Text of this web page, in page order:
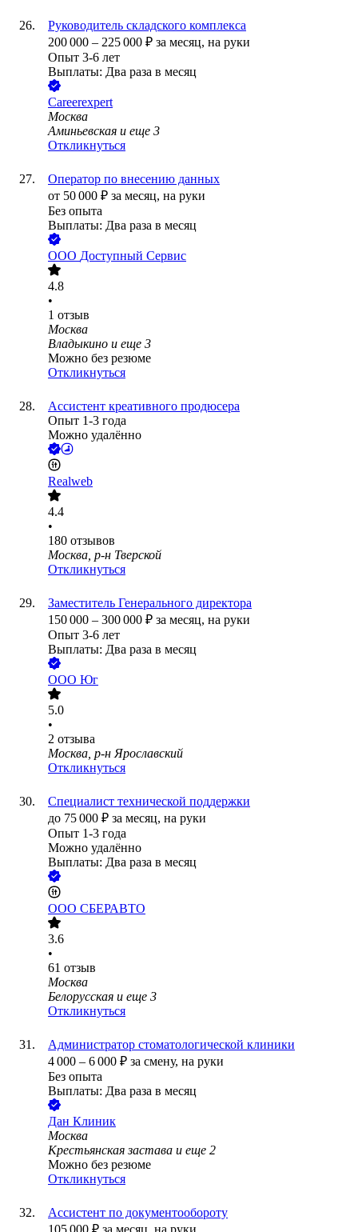
Руководитель складского комплекса
200 000 – 225 000 ₽ за месяц, на руки
Опыт 3-6 лет
Выплаты: Два раза в месяц
Careerexpert
Москва
Аминьевская и еще 3
Откликнуться
Оператор по внесению данных
от 50 000 ₽ за месяц, на руки
Без опыта
Выплаты: Два раза в месяц
ООО Доступный Сервис
4.8
•
1 отзыв
Москва
Владыкино и еще 3
Можно без резюме
Откликнуться
Ассистент креативного продюсера
Опыт 1-3 года
Можно удалённо
Realweb
4.4
•
180 отзывов
Москва, р-н Тверской
Откликнуться
Заместитель Генерального директора
150 000 – 300 000 ₽ за месяц, на руки
Опыт 3-6 лет
Выплаты: Два раза в месяц
ООО Юг
5.0
•
2 отзыва
Москва, р-н Ярославский
Откликнуться
Специалист технической поддержки
до 75 000 ₽ за месяц, на руки
Опыт 1-3 года
Можно удалённо
Выплаты: Два раза в месяц
ООО СБЕРАВТО
3.6
•
61 отзыв
Москва
Белорусская и еще 3
Откликнуться
Администратор стоматологической клиники
4 000 – 6 000 ₽ за смену, на руки
Без опыта
Выплаты: Два раза в месяц
Дан Клиник
Москва
Крестьянская застава и еще 2
Можно без резюме
Откликнуться
Ассистент по документообороту